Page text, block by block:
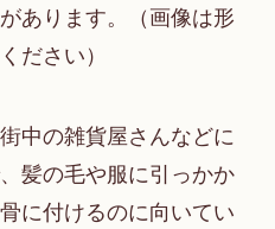
あります。（画像は形
ださい）
中の雑貨屋さんなどに
髪の毛や服に引っかか
に付けるのに向いてい